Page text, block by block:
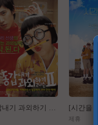
제휴